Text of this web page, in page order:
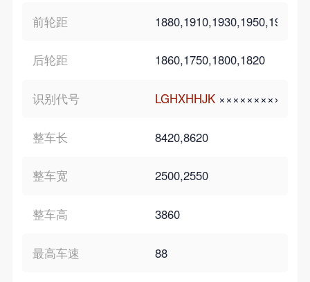
前轮距
后轮距 1860,1750,1800,1820
识别代号 LGHXHHJK ×××××××××
整车长 8420,8620
整车宽 2500,2550
整车高 3860
最高车速 88